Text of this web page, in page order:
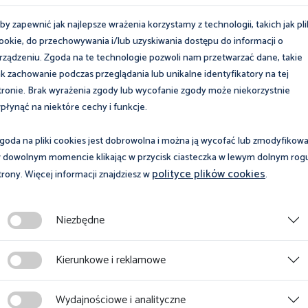
dla pracowników, których
egzekucjom komorniczym?
dla pracowników, których
egzekucjom komorniczym?
przedstawi dwa okresy
i umowę o pracę)?
pracownika, który został
pracownik przedstawia
rozliczeniowego?
pracownik korzystał z opieki na
zapewnić jak najlepsze wrażenia korzystamy z technologii, takich jak
do przechowywania i/lub uzyskiwania dostępu do informacji o
Zgoda na te technologie pozwoli nam przetwarzać dane, takie
zachowanie podczas przeglądania lub unikalne identyfikatory na tej
Brak wyrażenia zgody lub wycofanie zgody może niekorzystnie
na niektóre cechy i funkcje.
na pliki cookies jest dobrowolna i można ją wycofać lub
dowolnym momencie klikając w przycisk ciasteczka w lewym dolnym
Więcej informacji znajdziesz wpolityce plików cookies.
Niezbędne
Kierunkowe i reklamowe
Wydajnościowe i analityczne